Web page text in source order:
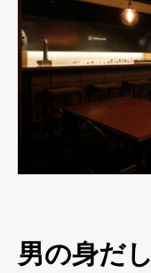
男の身だ